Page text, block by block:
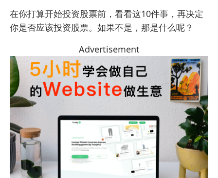
在你打算开始投资股票前，看看这10件事，再决定
你是否应该投资股票。如果不是，那是什么呢？
Advertisement